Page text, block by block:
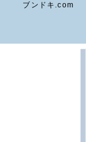
ブンドキ.com